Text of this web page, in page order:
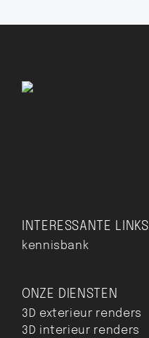
INTERESSANTE LINKS
kennisbank
ONZE DIENSTEN
3D exterieur renders
3D interieur renders